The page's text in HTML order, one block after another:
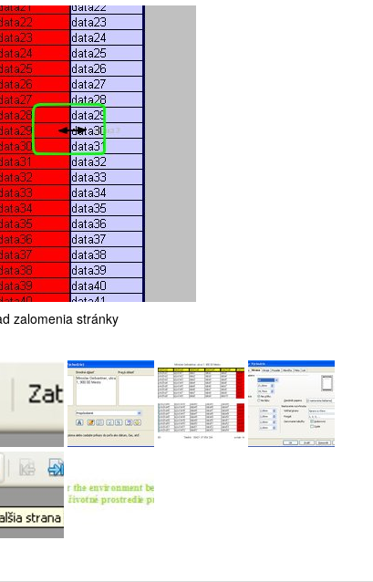
zalomenia stránky